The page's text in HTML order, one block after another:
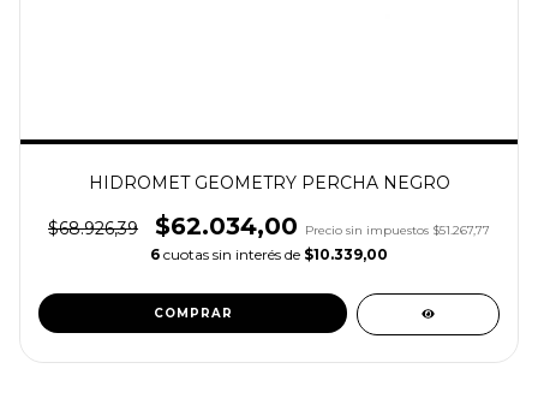
HIDROMET GEOMETRY PERCHA NEGRO
$68.926,39 $62.034,00 Precio sin impuestos $51.267,77
6 cuotas sin interés de $10.339,00